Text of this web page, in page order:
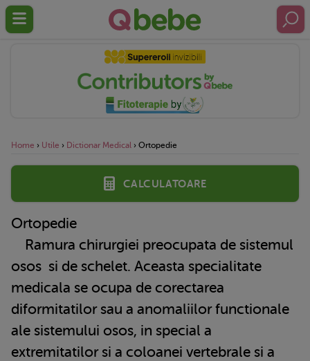
Home › Utile › Dictionar Medical › Ortopedie
Calculatoare
Ortopedie
Ramura chirurgiei preocupata de sistemul
osos si de schelet. Aceasta specialitate
medicala se ocupa de corectarea
diformitatilor sau a anomaliilor functionale
ale sistemului osos, in special a
extremitatilor si a coloanei vertebrale si a